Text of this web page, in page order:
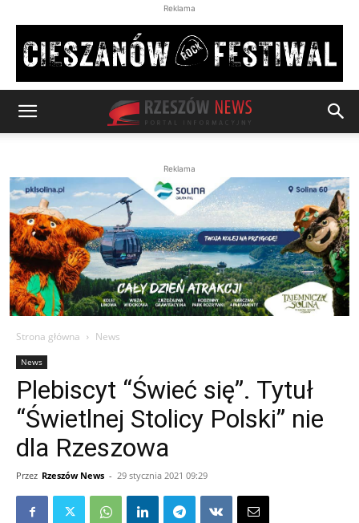
Reklama
Reklama
Strona główna News
News
Plebiscyt “Świeć się”. Tytuł
“Świetlnej Stolicy Polski” nie
dla Rzeszowa
Przez Rzeszów News - 29 stycznia 2021 09:29